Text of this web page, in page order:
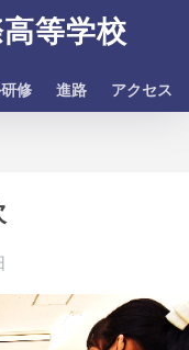
等学校
修 進路 アクセス